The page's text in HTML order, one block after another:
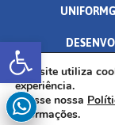
Abrir a
AV. DR. ARNALDO
Este site utiliza
experiência.
Acesse nossa
informações.